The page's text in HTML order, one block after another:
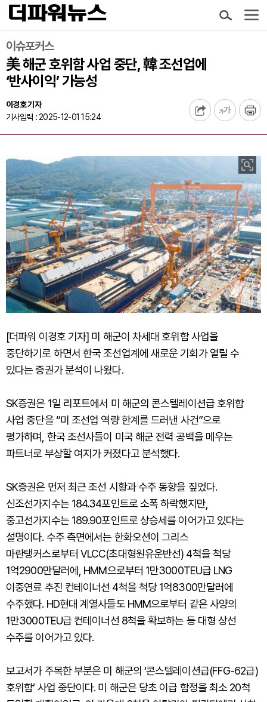
이슈포커스
美 해군 호위함 사업 중단, 韓 조선업에
‘반사이익’ 가능성
이경호 기자
기사입력 : 2025-12-01 15:24
[더파워 이경호 기자] 미 해군이 차세대 호위함 사업을
중단하기로 하면서 한국 조선업계에 새로운 기회가 열릴 수
있다는 증권가 분석이 나왔다.
SK증권은 1일 리포트에서 미 해군의 콘스텔레이션급 호위함
사업 중단을 “미 조선업 역량 한계를 드러낸 사건”으로
평가하며, 한국 조선사들이 미국 해군 전력 공백을 메우는
파트너로 부상할 여지가 커졌다고 분석했다.
SK증권은 먼저 최근 조선 시황과 수주 동향을 짚었다.
신조선가지수는 184.34포인트로 소폭 하락했지만,
중고선가지수는 189.90포인트로 상승세를 이어가고 있다는
설명이다. 수주 측면에서는 한화오션이 그리스
마란탱커스로부터 VLCC(초대형원유운반선) 4척을 척당
1억2900만달러에, HMM으로부터 1만3000TEU급 LNG
이중연료 추진 컨테이너선 4척을 척당 1억8300만달러에
수주했다. HD현대 계열사들도 HMM으로부터 같은 사양의
1만3000TEU급 컨테이너선 8척을 확보하는 등 대형 상선
수주를 이어가고 있다.
보고서가 주목한 부분은 미 해군의 ‘콘스텔레이션급(FFG-62급)
호위함’ 사업 중단이다. 미 해군은 당초 이급 함정을 최소 20척